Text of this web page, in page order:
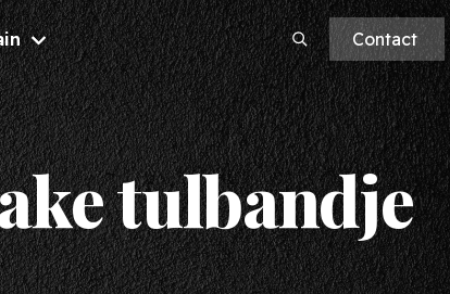
Check de
nieuwste recepten
Bekijk recepten
Contact
tulbandje